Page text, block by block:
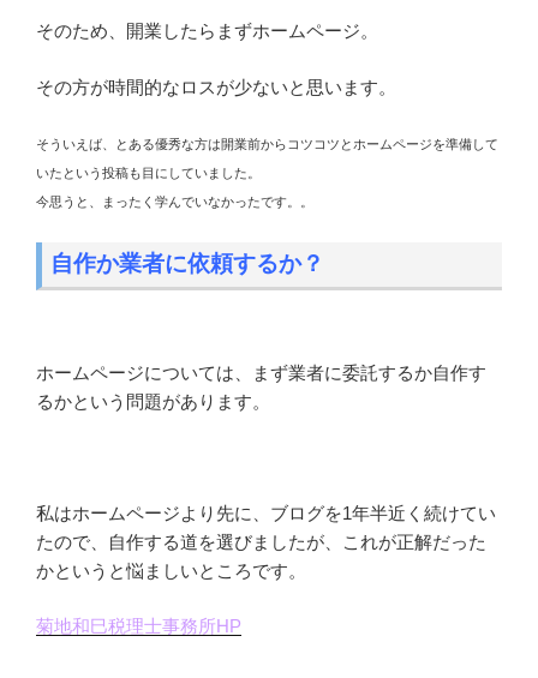
そのため、開業したらまずホームページ。
その方が時間的なロスが少ないと思います。
そういえば、とある優秀な方は開業前からコツコツとホームページを準備して
いたという投稿も目にしていました。
今思うと、まったく学んでいなかったです。。
自作か業者に依頼するか？
ホームページについては、まず業者に委託するか自作す
るかという問題があります。
私はホームページより先に、ブログを1年半近く続けてい
たので、自作する道を選びましたが、これが正解だった
かというと悩ましいところです。
菊地和巳税理士事務所HP